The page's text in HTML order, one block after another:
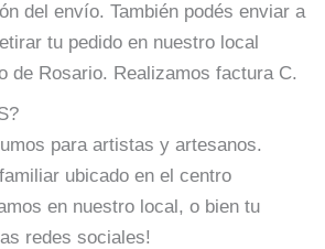
del envío. También podés enviar a
tu pedido en nuestro local
de Rosario. Realizamos factura C.
para artistas y artesanos.
ubicado en el centro
en nuestro local, o bien tu
redes sociales!